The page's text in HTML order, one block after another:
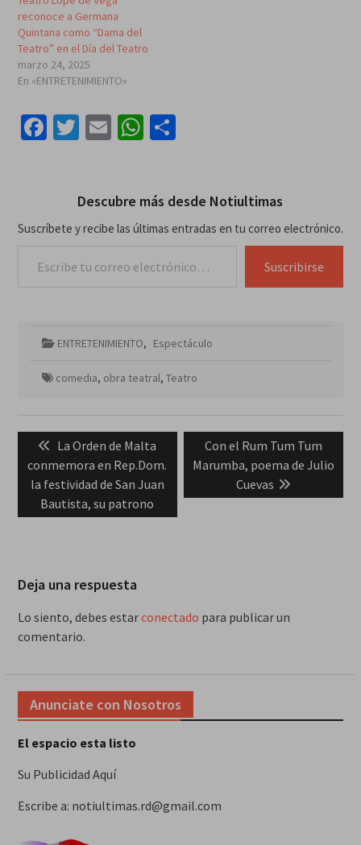
reconoce a Germana
Quintana como “Dama del
Teatro” en el Día del Teatro
marzo 24, 2025
En «ENTRETENIMIENTO»
Facebook
Twitter
EmailWhatsApp
Compartir
Descubre más desde Notiultimas
Suscríbete y recibe las últimas entradas en tu correo electrónico.
Suscribirse
ENTRETENIMIENTO, Espectáculo
comedia, obra teatral, Teatro
entradas
Previous
post:
La Orden de Malta
conmemora en Rep.Dom.
la festividad de San Juan
Bautista, su patrono
Next
post:
Con el Rum Tum Tum
Marumba, poema de Julio
Cuevas
Deja una respuesta
Lo siento, debes estarconectado para publicar un
comentario.
Anunciate con Nosotros
El espacio esta listo
Su Publicidad Aquí
Escribe a: notiultimas.rd@gmail.com